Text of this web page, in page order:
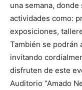
una semana,
actividades como:
exposiciones,
También se podrán
invitando
disfruten de este
Auditorio “Amado